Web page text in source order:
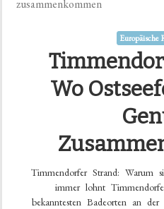
Europäische
Wo
Timmendorfer Strand: Warum
immer lohnt
bekanntesten Badeorten an der